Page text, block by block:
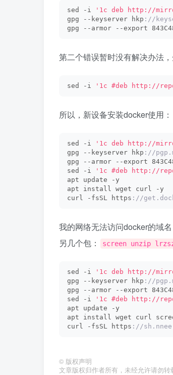
sed -i '1c deb http://
gpg --keyserver hkp ://
gpg --armor --export
第二个错误暂时没有解决办法，
sed -i '1c #deb http://
所以，新设备安装docker使用：
sed -i '1c deb http://
gpg --keyserver hkp ://
gpg --armor --export
sed -i
'1c #deb http://
apt update -y
apt install wget curl -y
curl -fsSL https ://
我的网络无法访问docker的域
另几个包：
screen unzip
sed -i '1c deb http://
gpg --keyserver hkp ://
gpg --armor --export
sed -i
'1c #deb http://
apt update -y
apt install wget curl
curl -fsSL https ://
© 版权声明
文章版权归作者所有，未经允许请勿转